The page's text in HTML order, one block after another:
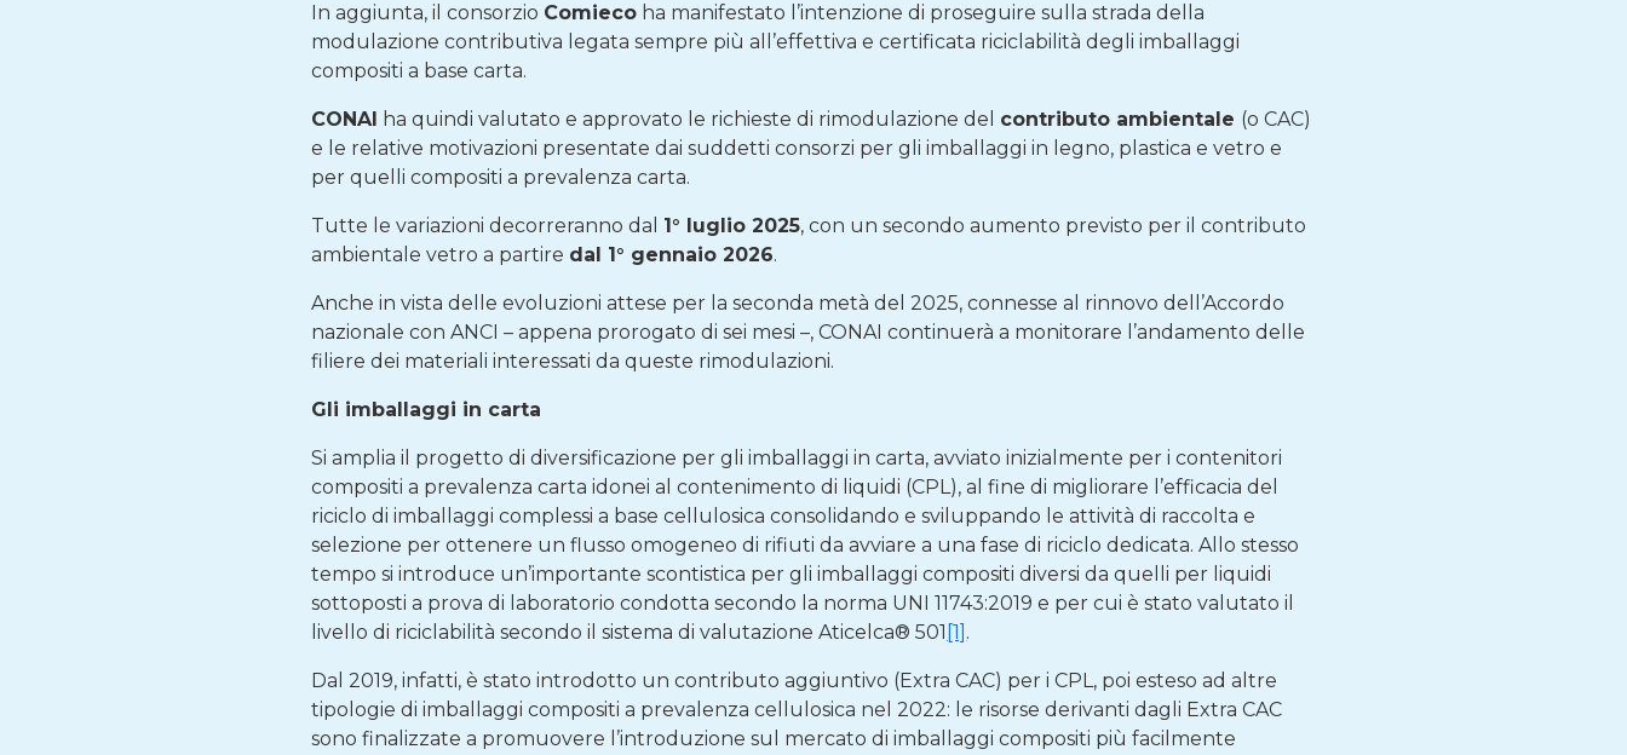
In aggiunta, il consorzio Comieco ha manifestato l’intenzione di proseguire sulla strada della
modulazione contributiva legata sempre più all’effettiva e certificata riciclabilità degli imballaggi
compositi a base carta.
CONAI ha quindi valutato e approvato le richieste di rimodulazione del contributo ambientale (o CAC)
e le relative motivazioni presentate dai suddetti consorzi per gli imballaggi in legno, plastica e vetro e
per quelli compositi a prevalenza carta.
Tutte le variazioni decorreranno dal 1° luglio 2025, con un secondo aumento previsto per il contributo
ambientale vetro a partire dal 1° gennaio 2026.
Anche in vista delle evoluzioni attese per la seconda metà del 2025, connesse al rinnovo dell’Accordo
nazionale con ANCI – appena prorogato di sei mesi –, CONAI continuerà a monitorare l’andamento delle
filiere dei materiali interessati da queste rimodulazioni.
Gli imballaggi in carta
Si amplia il progetto di diversificazione per gli imballaggi in carta, avviato inizialmente per i contenitori
compositi a prevalenza carta idonei al contenimento di liquidi (CPL), al fine di migliorare l’efficacia del
riciclo di imballaggi complessi a base cellulosica consolidando e sviluppando le attività di raccolta e
selezione per ottenere un flusso omogeneo di rifiuti da avviare a una fase di riciclo dedicata. Allo stesso
tempo si introduce un’importante scontistica per gli imballaggi compositi diversi da quelli per liquidi
sottoposti a prova di laboratorio condotta secondo la norma UNI 11743:2019 e per cui è stato valutato il
livello di riciclabilità secondo il sistema di valutazione Aticelca® 501 [1] .
Dal 2019, infatti, è stato introdotto un contributo aggiuntivo (Extra CAC) per i CPL, poi esteso ad altre
tipologie di imballaggi compositi a prevalenza cellulosica nel 2022: le risorse derivanti dagli Extra CAC
sono finalizzate a promuovere l’introduzione sul mercato di imballaggi compositi più facilmente